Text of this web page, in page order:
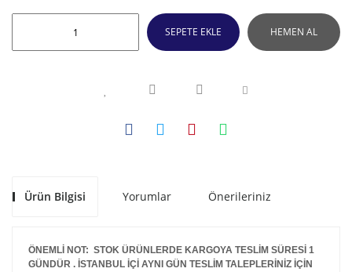
SEPETE EKLE HEMEN AL
Ürün Bilgisi Yorumlar Önerileriniz
ÖNEMLİ NOT: STOK ÜRÜNLERDE KARGOYA TESLİM SÜRESİ 1
GÜNDÜR . İSTANBUL İÇİ AYNI GÜN TESLİM TALEPLERİNİZ İÇİN